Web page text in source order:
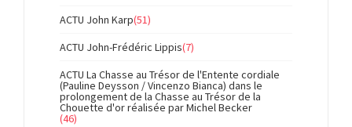
ACTU John Karp(51)
ACTU John-Frédéric Lippis(7)
ACTU La Chasse au Trésor de l'Entente cordiale
(Pauline Deysson / Vincenzo Bianca) dans le
prolongement de la Chasse au Trésor de la
Chouette d'or réalisée par Michel Becker
(46)